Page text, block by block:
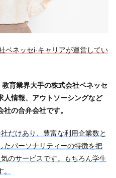
ベネッセi-キャリアが運営してい
育業界大手の株式会社ベネッセ
人情報、アウトソーシングなど
の合弁会社です。
だけあり、豊富な利用企業数と
たパーソナリティーの特徴を把
のサービスです。もちろん学生